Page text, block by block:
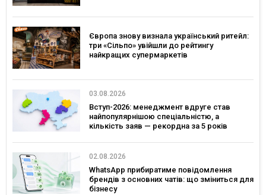
Європа знову визнала український ритейл:
три «Сільпо» увійшли до рейтингу
найкращих супермаркетів
03.08.2026
Вступ-2026: менеджмент вдруге став
найпопулярнішою спеціальністю, а
кількість заяв — рекордна за 5 років
02.08.2026
WhatsApp прибиратиме повідомлення
брендів з основних чатів: що зміниться для
бізнесу